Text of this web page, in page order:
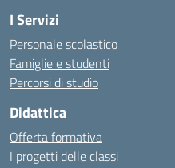
I Servizi
Personale scolastico
Famiglie e studenti
Percorsi di studio
Didattica
Offerta formativa
I progetti delle classi